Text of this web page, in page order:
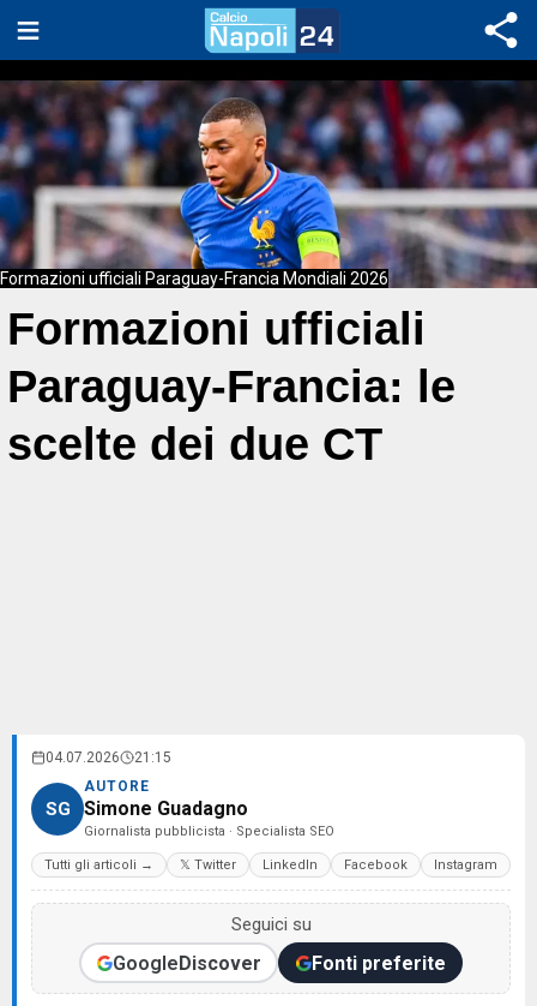
Formazioni ufficiali Paraguay-Francia Mondiali 2026
Formazioni ufficiali
Paraguay-Francia: le
scelte dei due CT
04.07.2026 21:15
SG
AUTORE
Simone Guadagno
Giornalista pubblicista · Specialista SEO
Tutti gli articoli → 𝕏 Twitter LinkedIn Facebook Instagram
Seguici su
GoogleDiscover Fonti preferite